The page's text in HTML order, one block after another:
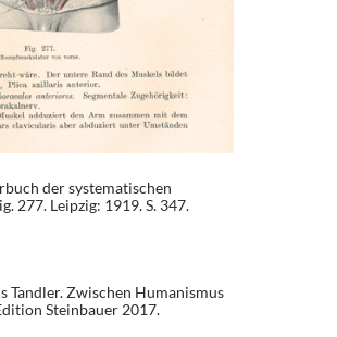
der systematischen
277. Leipzig: 1919. S. 347.
Tandler. Zwischen Humanismus
Steinbauer 2017.